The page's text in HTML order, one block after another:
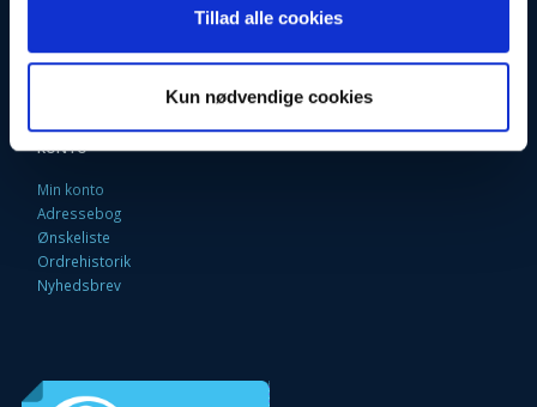
Tillad alle cookies
Kun nødvendige cookies
9 Gode grunde til at handle her
Fortryd købet
KONTO
Min konto
Adressebog
Ønskeliste
Ordrehistorik
Nyhedsbrev